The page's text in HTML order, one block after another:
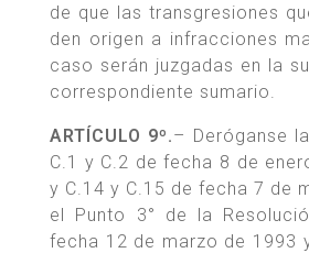
de que las transgresiones
den origen a infracciones
caso serán juzgadas en la
correspondiente sumario.
ARTÍCULO 9º.– Deróganse
C.1 y C.2 de fecha 8 de
y C.14 y C.15 de fecha 7 de
el Punto 3° de la
fecha 12 de marzo de 1993